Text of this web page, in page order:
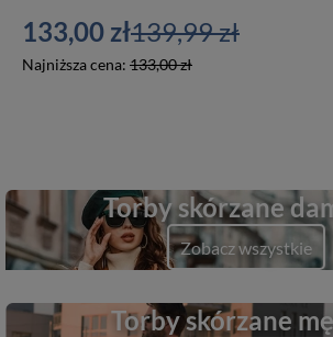
133,00 zł
Najniższa cena: 133,00 zł
139,99 zł
Torby skórzane
Zobacz wszystkie
Torby skórzane